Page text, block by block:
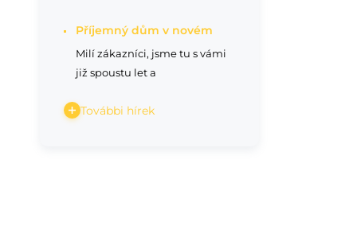
Příjemný dům v novém
Milí zákazníci, jsme tu s vámi
již spoustu let a
További hírek